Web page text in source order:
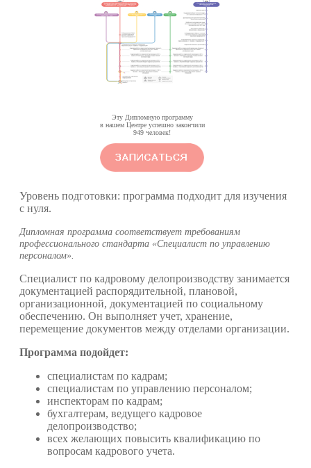
Эту Дипломную программу
в нашем Центре успешно закончили
949 человек!
Уровень подготовки: программа подходит для изучения
с нуля.
Дипломная программа соответствует требованиям
профессионального стандарта «Специалист по управлению
персоналом».
Специалист по кадровому делопроизводству занимается
документацией распорядительной, плановой,
организационной, документацией по социальному
обеспечению. Он выполняет учет, хранение,
перемещение документов между отделами организации.
Программа подойдет:
специалистам по кадрам;
специалистам по управлению персоналом;
инспекторам по кадрам;
бухгалтерам, ведущего кадровое
делопроизводство;
всех желающих повысить квалификацию по
вопросам кадрового учета.